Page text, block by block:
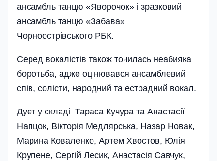
ансамбль танцю «Яворочок» і зразковий
ансамбль танцю «Забава»
Чорноострівського РБК.
Серед вокалістів також точилась неабияка
боротьба, адже оці­нювався ансамблевий
спів, солісти, народний та естрадний вокал.
Дует у складі Тараса Кучура та Анастасії
Напцок, Вікторія Медляр­ська, Назар Новак,
Марина Коваленко, Артем Хвостов, Юлія
Крупене, Сергій Лесик, Анастасія Савчук,